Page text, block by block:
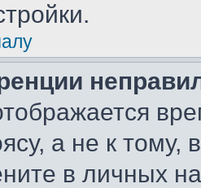
а не к тому,
в личных